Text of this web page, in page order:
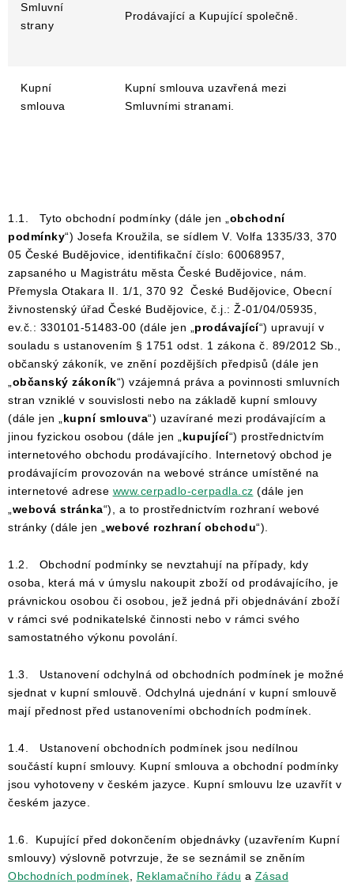
Smluvní
strany
Prodávající a Kupující společně.
Kupní
smlouva
Kupní smlouva uzavřená mezi
Smluvními stranami.
1.1. Tyto obchodní podmínky (dále jen „obchodní
podmínky“) Josefa Kroužila, se sídlem V. Volfa 1335/33, 370
05 České Budějovice, identifikační číslo: 60068957,
zapsaného u Magistrátu města České Budějovice, nám.
Přemysla Otakara II. 1/1, 370 92 České Budějovice, Obecní
živnostenský úřad České Budějovice, č.j.: Ž-01/04/05935,
ev.č.: 330101-51483-00 (dále jen „prodávající“) upravují v
souladu s ustanovením § 1751 odst. 1 zákona č. 89/2012 Sb.,
občanský zákoník, ve znění pozdějších předpisů (dále jen
„občanský zákoník“) vzájemná práva a povinnosti smluvních
stran vzniklé v souvislosti nebo na základě kupní smlouvy
(dále jen „kupní smlouva“) uzavírané mezi prodávajícím a
jinou fyzickou osobou (dále jen „kupující“) prostřednictvím
internetového obchodu prodávajícího. Internetový obchod je
prodávajícím provozován na webové stránce umístěné na
internetové adrese www.cerpadlo-cerpadla.cz (dále jen
„webová stránka“), a to prostřednictvím rozhraní webové
stránky (dále jen „webové rozhraní obchodu“).
1.2. Obchodní podmínky se nevztahují na případy, kdy
osoba, která má v úmyslu nakoupit zboží od prodávajícího, je
právnickou osobou či osobou, jež jedná při objednávání zboží
v rámci své podnikatelské činnosti nebo v rámci svého
samostatného výkonu povolání.
1.3. Ustanovení odchylná od obchodních podmínek je možné
sjednat v kupní smlouvě. Odchylná ujednání v kupní smlouvě
mají přednost před ustanoveními obchodních podmínek.
1.4. Ustanovení obchodních podmínek jsou nedílnou
součástí kupní smlouvy. Kupní smlouva a obchodní podmínky
jsou vyhotoveny v českém jazyce. Kupní smlouvu lze uzavřít v
českém jazyce.
1.6. Kupující před dokončením objednávky (uzavřením Kupní
smlouvy) výslovně potvrzuje, že se seznámil se zněním
Obchodních podmínek, Reklamačního řádu a Zásad